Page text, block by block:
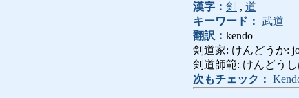
漢字： 剣 , 道
キーワード： 武道
翻訳： kendo
剣道家: けんどうか:
剣道師範: けんどうし
次もチェック：